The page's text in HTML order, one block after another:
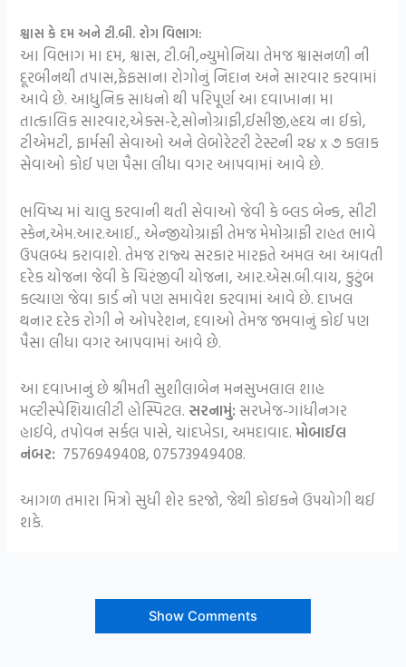
શ્વાસ કે દમ અને ટી.બી. રોગ વિભાગ:
આ વિભાગ મા દમ, શ્વાસ, ટી.બી,ન્યુમોનિયા તેમજ શ્વાસનળી ની
દૂરબીનથી તપાસ,ફેફસાના રોગોનું નિદાન અને સારવાર કરવામાં
આવે છે. આધુનિક સાધનો થી પરિપૂર્ણ આ દવાખાના મા
તાત્કાલિક સારવાર,એક્સ-રે,સોનોગ્રાફી,ઈસીજી,હ્રદય ના ઈકો,
ટીએમટી, ફાર્મસી સેવાઓ અને લેબોરેટરી ટેસ્ટની ૨૪ x ૭ કલાક
સેવાઓ કોઈ પણ પૈસા લીધા વગર આપવામાં આવે છે.
ભવિષ્ય માં ચાલુ કરવાની થતી સેવાઓ જેવી કે બ્લડ બેન્ક, સીટી
સ્કેન,એમ.આર.આઈ., એન્જીયોગ્રાફી તેમજ મેમોગ્રાફી રાહત ભાવે
ઉપલબ્ધ કરાવાશે. તેમજ રાજ્ય સરકાર મારફતે અમલ આ આવતી
દરેક યોજના જેવી કે ચિરંજીવી યોજના, આર.એસ.બી.વાય, કુટુંબ
કલ્યાણ જેવા કાર્ડ નો પણ સમાવેશ કરવામાં આવે છે. દાખલ
થનાર દરેક રોગી ને ઓપરેશન, દવાઓ તેમજ જમવાનું કોઈ પણ
પૈસા લીધા વગર આપવામાં આવે છે.
આ દવાખાનું છે શ્રીમતી સુશીલાબેન મનસુખલાલ શાહ
મલ્ટીસ્પેશિયાલીટી હોસ્પિટલ. સરનામું: સરખેજ-ગાંધીનગર
હાઈવે, તપોવન સર્કલ પાસે, ચાંદખેડા, અમદાવાદ.મોબાઈલ
નંબર: 7576949408, 07573949408.
આગળ તમારા મિત્રો સુધી શેર કરજો, જેથી કોઇકને ઉપયોગી થઈ
શકે.
Show Comments